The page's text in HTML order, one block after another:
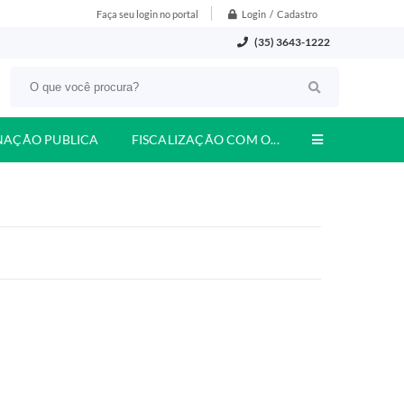
Faça seu login no portal Login / Cadastro
(35) 3643-1222
PUBLICA FISCALIZAÇÃO COM O...